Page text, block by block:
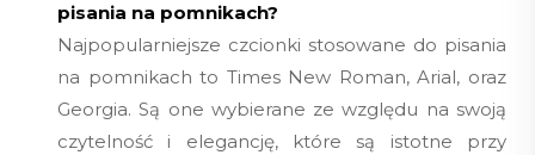
pisania na pomnikach?
Najpopularniejsze czcionki stosowane do pisania
na pomnikach to Times New Roman, Arial, oraz
Georgia. Są one wybierane ze względu na swoją
czytelność i elegancję, które są istotne przy